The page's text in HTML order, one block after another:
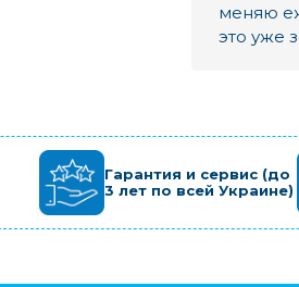
меняю
это уже
Гарантия и сервис (до
3 лет по всей Украине)